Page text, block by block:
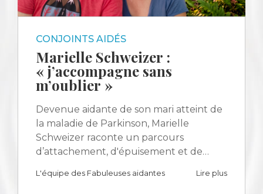
CONJOINTS AIDÉS
Marielle Schweizer :
« j’accompagne sans
m’oublier »
Devenue aidante de son mari atteint de
la maladie de Parkinson, Marielle
Schweizer raconte un parcours
d’attachement, d'épuisement et de…
L'équipe des Fabuleuses aidantes Lire plus